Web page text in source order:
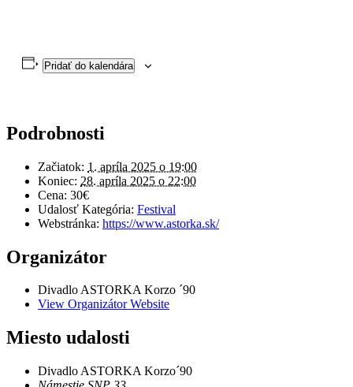
Pridať do kalendára
Podrobnosti
Začiatok: 1. apríla 2025 o 19:00
Koniec: 28. apríla 2025 o 22:00
Cena: 30€
Udalosť Kategória: Festival
Webstránka: https://www.astorka.sk/
Organizátor
Divadlo ASTORKA Korzo ´90
View Organizátor Website
Miesto udalosti
Divadlo ASTORKA Korzo´90